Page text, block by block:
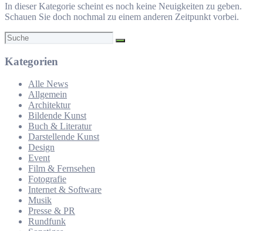
In dieser Kategorie scheint es noch keine Neuigkeiten zu geben.
Schauen Sie doch nochmal zu einem anderen Zeitpunkt vorbei.
Suchen
nach:
Kategorien
Alle News
Allgemein
Architektur
Bildende Kunst
Buch & Literatur
Darstellende Kunst
Design
Event
Film & Fernsehen
Fotografie
Internet & Software
Musik
Presse & PR
Rundfunk